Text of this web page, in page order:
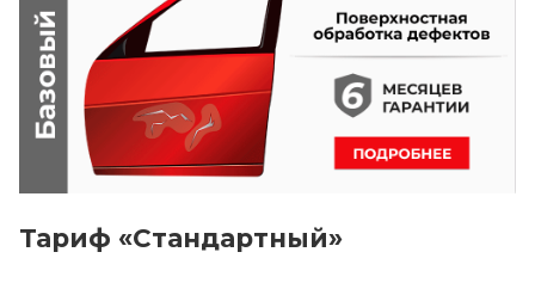
Тариф «Стандартный»